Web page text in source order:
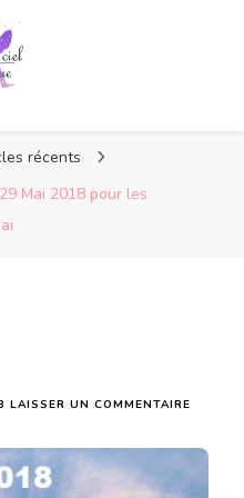
récents
Mai 2018 pour les
LAISSER UN COMMENTAIRE